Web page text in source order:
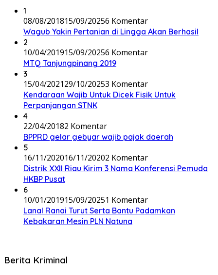
1
08/08/201815/09/20256 Komentar
Wagub Yakin Pertanian di Lingga Akan Berhasil
2
10/04/201915/09/20256 Komentar
MTQ Tanjungpinang 2019
3
15/04/202129/10/20253 Komentar
Kendaraan Wajib Untuk Dicek Fisik Untuk
Perpanjangan STNK
4
22/04/20182 Komentar
BPPRD gelar gebyar wajib pajak daerah
5
16/11/202016/11/20202 Komentar
Distrik XXII Riau Kirim 3 Nama Konferensi Pemuda
HKBP Pusat
6
10/01/201915/09/20251 Komentar
Lanal Ranai Turut Serta Bantu Padamkan
Kebakaran Mesin PLN Natuna
Berita Kriminal